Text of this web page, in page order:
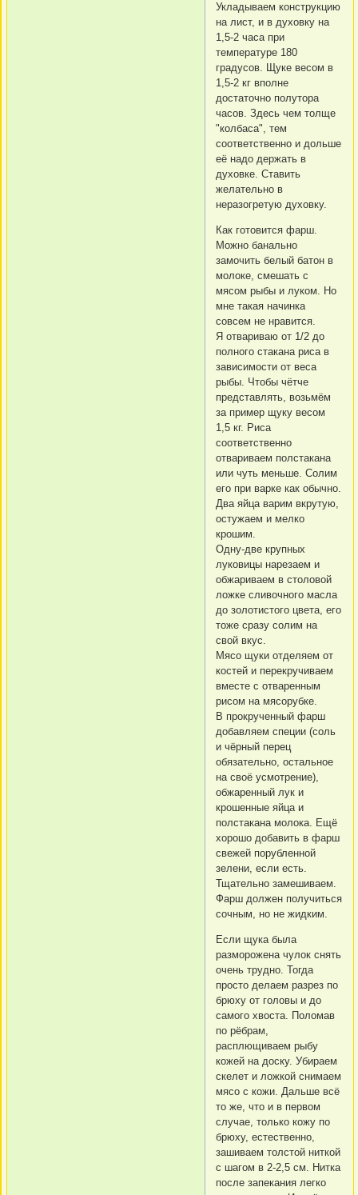
Укладываем конструкцию
на лист, и в духовку на
1,5-2 часа при
температуре 180
градусов. Щуке весом в
1,5-2 кг вполне
достаточно полутора
часов. Здесь чем толще
"колбаса", тем
соответственно и дольше
её надо держать в
духовке. Ставить
желательно в
неразогретую духовку.
Как готовится фарш.
Можно банально
замочить белый батон в
молоке, смешать с
мясом рыбы и луком. Но
мне такая начинка
совсем не нравится.
Я отвариваю от 1/2 до
полного стакана риса в
зависимости от веса
рыбы. Чтобы чётче
представлять, возьмём
за пример щуку весом
1,5 кг. Риса
соответственно
отвариваем полстакана
или чуть меньше. Солим
его при варке как обычно.
Два яйца варим вкрутую,
остужаем и мелко
крошим.
Одну-две крупных
луковицы нарезаем и
обжариваем в столовой
ложке сливочного масла
до золотистого цвета, его
тоже сразу солим на
свой вкус.
Мясо щуки отделяем от
костей и перекручиваем
вместе с отваренным
рисом на мясорубке.
В прокрученный фарш
добавляем специи (соль
и чёрный перец
обязательно, остальное
на своё усмотрение),
обжаренный лук и
крошенные яйца и
полстакана молока. Ещё
хорошо добавить в фарш
свежей порубленной
зелени, если есть.
Тщательно замешиваем.
Фарш должен получиться
сочным, но не жидким.
Если щука была
разморожена чулок снять
очень трудно. Тогда
просто делаем разрез по
брюху от головы и до
самого хвоста. Поломав
по рёбрам,
расплющиваем рыбу
кожей на доску. Убираем
скелет и ложкой снимаем
мясо с кожи. Дальше всё
то же, что и в первом
случае, только кожу по
брюху, естественно,
зашиваем толстой ниткой
с шагом в 2-2,5 см. Нитка
после запекания легко